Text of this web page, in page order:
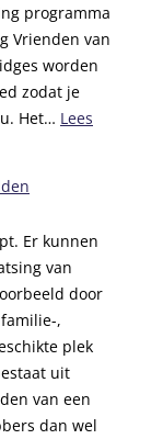
programma
Vrienden van
worden
zodat je
Het… Lees
Er kunnen
van
door
,
plek
uit
van een
dan wel